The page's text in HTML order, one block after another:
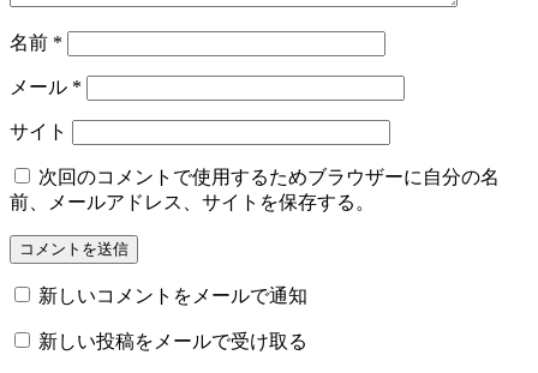
名前 *
メール *
サイト
次回のコメントで使用するためブラウザーに自分の名
前、メールアドレス、サイトを保存する。
新しいコメントをメールで通知
新しい投稿をメールで受け取る